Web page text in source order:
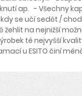
ap. - Všechny
se učí sedět /
na nejnižší
té nejvyšší
u ESITO činí